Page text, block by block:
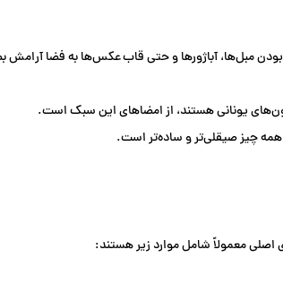
مبل‌ها، آباژورها و حتی قاب عکس‌ها به فضا آرامش
یونانی هستند، از امضاهای این سبک است.
همه چیز صیقلی‌تر و ساده‌تر است.
معمولاً شامل موارد زیر هستند: